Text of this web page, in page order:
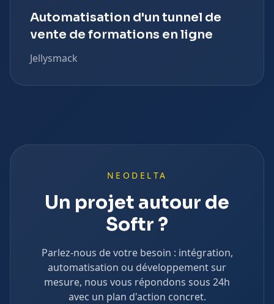
Automatisation d'un tunnel de
vente de formations en ligne
Jellysmack
NEODELTA
Un projet autour de
Softr ?
Parlez-nous de votre besoin : intégration,
automatisation ou développement sur
mesure, nous vous répondons sous 24h
avec un plan d'action concret.